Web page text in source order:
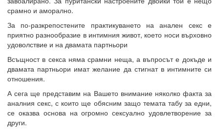
срамно и аморално.
За по-разкрепостените практикуването на анален секс е
приятно разнообразие в интимния живот, което носи върховно
удоволствие и на двамата партньори
Всъщност в секса няма срамни неща, а въпросът е докъде и
двамата партньори имат желание да стигнат в интимните си
отношения.
А сега ще представим на Вашето внимание няколко факта за
аналния секс, с които ще обясним защо темата табу за едни,
се оказва основа на огромно сексуално удовлетворение за
други.